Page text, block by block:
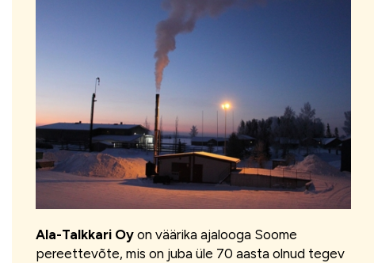
Ala-Talkkari Oy on väärika ajalooga Soome
pereettevõte, mis on juba üle 70 aasta olnud tegev